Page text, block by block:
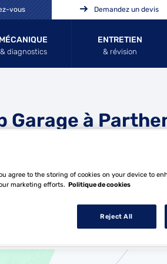
MÉCANIQUE
& diagnostics
ENTRETIEN
& révision
vous Demandez un devis
Garage à
Top Garage à Parthenay
agree to the storing of cookies on your device to
marketing efforts. Politique de cookies
Reject All